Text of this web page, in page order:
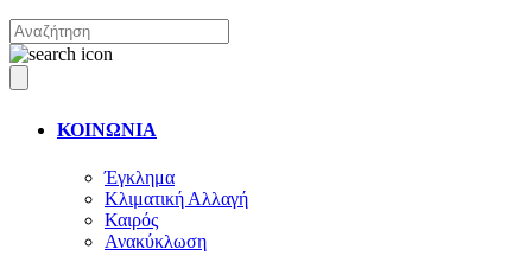
ΚΟΙΝΩΝΙΑ
Έγκλημα
Κλιματική Αλλαγή
Καιρός
Ανακύκλωση